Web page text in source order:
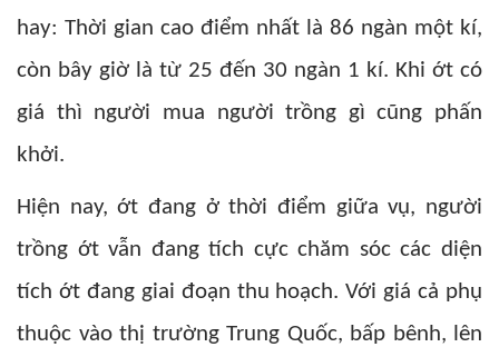
hay: Thời gian cao điểm nhất là 86 ngàn một kí,
còn bây giờ là từ 25 đến 30 ngàn 1 kí. Khi ớt có
giá thì người mua người trồng gì cũng phấn
khởi.
Hiện nay, ớt đang ở thời điểm giữa vụ, người
trồng ớt vẫn đang tích cực chăm sóc các diện
tích ớt đang giai đoạn thu hoạch. Với giá cả phụ
thuộc vào thị trường Trung Quốc, bấp bênh, lên